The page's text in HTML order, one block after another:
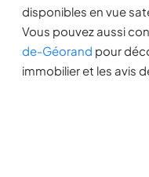
disponibles en vue
Vous pouvez aussi
de-Géorand pour
immobilier et les avis